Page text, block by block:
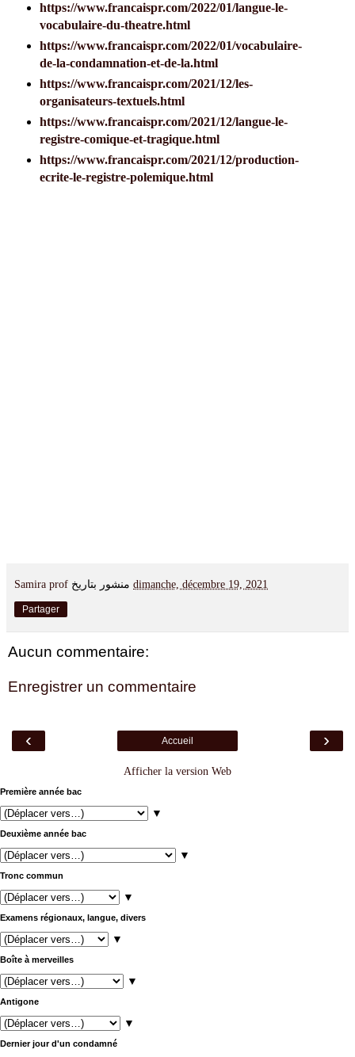
https://www.francaispr.com/2022/01/langue-le-
vocabulaire-du-theatre.html
https://www.francaispr.com/2022/01/vocabulaire-
de-la-condamnation-et-de-la.html
https://www.francaispr.com/2021/12/les-
organisateurs-textuels.html
https://www.francaispr.com/2021/12/langue-le-
registre-comique-et-tragique.html
https://www.francaispr.com/2021/12/production-
ecrite-le-registre-polemique.html
Samira prof dimanche, décembre 19, 2021
Partager
Aucun commentaire:
Enregistrer un commentaire
‹ ›
Accueil
Afficher la version Web
Première année bac
▼
Deuxième année bac
▼
Tronc commun
▼
Examens régionaux, langue, divers
▼
Boîte à merveilles
▼
Antigone
▼
Dernier jour d'un condamné